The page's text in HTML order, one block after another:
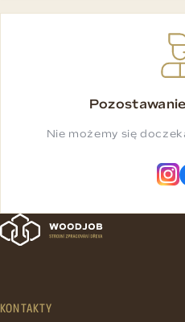
Nie możemy się
KONTAKTY